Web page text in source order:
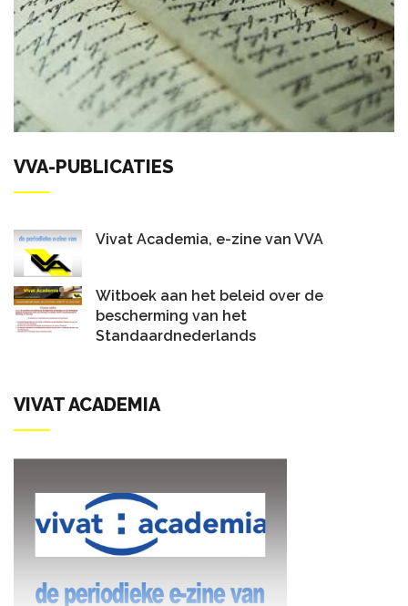
VVA-PUBLICATIES
Vivat Academia, e-zine van VVA
Witboek aan het beleid over de
bescherming van het
Standaardnederlands
VIVAT ACADEMIA